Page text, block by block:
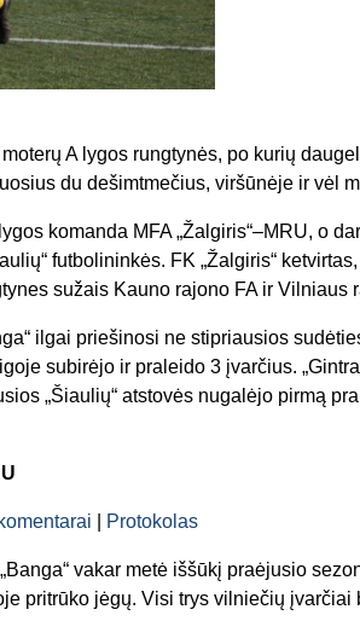
A lygos rungtynės, po kurių
du dešimtmečius, viršūnėje ir vėl
komanda MFA „Žalgiris“–MRU, o
futbolininkės. FK „Žalgiris“
sužais Kauno rajono FA ir Vilniaus
ilgai priešinosi ne stipriausios
subirėjo ir praleido 3 įvarčius.
„Šiaulių“ atstovės nugalėjo pirmą
Protokolas
vakar metė iššūkį praėjusio
pritrūko jėgų. Visi trys vilniečių įvarčiai